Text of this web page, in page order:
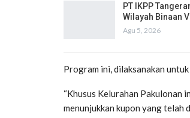
PT IKPP
Wilayah Binaan
Agu 5, 2026
Program ini, dilaksanakan
“Khusus Kelurahan Pakulonan
menunjukkan kupon yang telah